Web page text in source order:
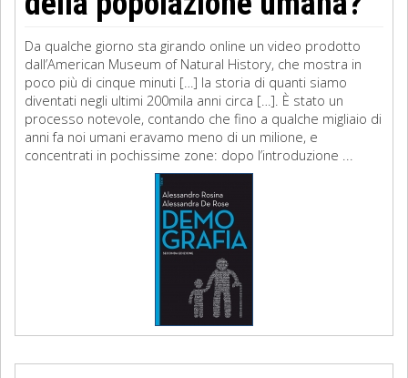
Da qualche giorno sta girando online un video prodotto
dall’American Museum of Natural History, che mostra in
poco più di cinque minuti […] la storia di quanti siamo
diventati negli ultimi 200mila anni circa […]. È stato un
processo notevole, contando che fino a qualche migliaio di
anni fa noi umani eravamo meno di un milione, e
concentrati in pochissime zone: dopo l’introduzione ...